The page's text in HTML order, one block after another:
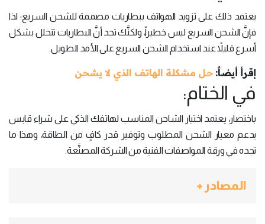
يعتمد ذلك على تزويد الهواتف ببطاريات مصممة للشحن السريع؛ لذا
فإنَّ الشحن السريع ليس خطيراً، ولكنَّك تجد أنَّ البطاريات تتحلل بشكل
أسرع قليلاً عند استخدام الشحن السريع على الأمد الطويل.
إقرأ أيضاً:حل مشكلة الهاتف الذي لا يشحن
في الختام:
باختصار، يعتمد اختيار الشاحن المناسب لهاتفك الذكي على شراء قابس
يدعم معيار الشحن المطلوب وتوفير قدر كافٍ من الطاقة، وهذا ما
تجده في ورقة المواصفات الفنية من الشركة المصنَّعة.
المصادر +